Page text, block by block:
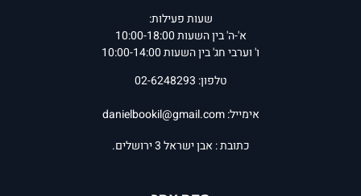
שעות פעילות:
א'-ה' בין השעות 10:00-18:00
ו' וערבי חג' בין השעות 10:00-14:00
טלפון: 02-6248293
אימייל:danielbookil@gmail.com
כתובת : אבן ישראל 3 ירושלים.